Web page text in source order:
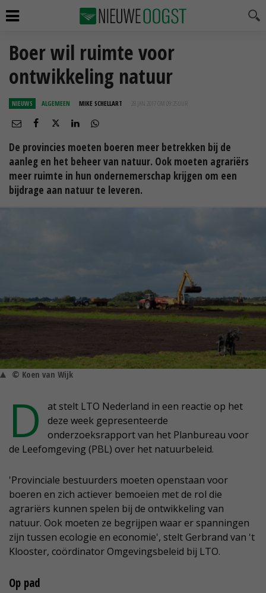
Boer wil ruimte voor
ontwikkeling natuur
NIEUWS ALGEMEEN MIKE SCHELLART 28 JAN 2017 OM 09:25
De provincies moeten boeren meer betrekken bij de
aanleg en het beheer van natuur. Ook moeten agrariërs
meer ruimte in hun ondernemerschap krijgen om een
bijdrage aan natuur te leveren.
© Koen van Wijk
D
at stelt LTO Nederland in een reactie op het
deze week gepresenteerde
onderzoeksrapport van het Planbureau voor
de Leefomgeving (PBL) over het natuurbeleid.
'Provinciale bestuurders moeten openstaan voor
boeren en zich actiever bemoeien met de rol die
agrariërs kunnen spelen bij de ontwikkeling van
natuur. Ook moeten ze begrijpen waar er spanningen
zijn tussen ecologie en economie', stelt Gerbrand van 't
Klooster, coördinator Omgevingsbeleid bij LTO.
Op pad